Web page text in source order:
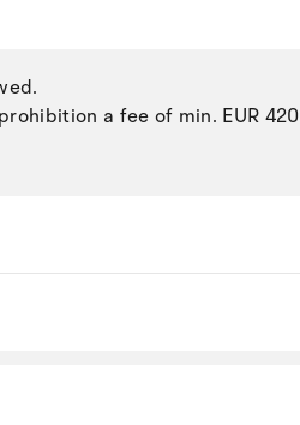
a fee of min. EUR 420